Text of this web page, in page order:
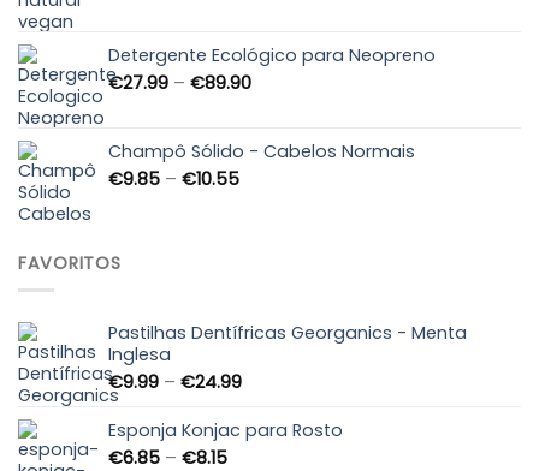
Detergente Ecológico para Neopreno
€27.99 – €89.90Price
through
Champô Sólido - Cabelos Normais
€9.85 – €10.55Price
FAVORITOS
Pastilhas Dentífricas Georganics - Menta
Inglesa
€9.99 – €24.99Price
€9.99
through
Esponja Konjac para Rosto
€6.85 – €8.15Price